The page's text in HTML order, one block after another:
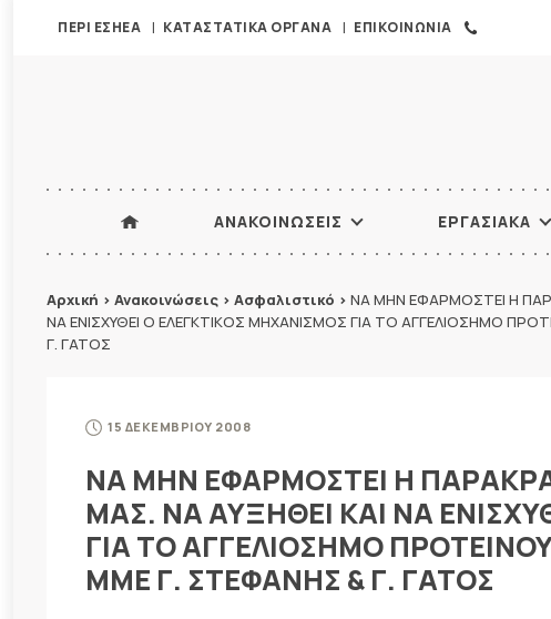
ΠΕΡΙ ΕΣΗΕΑ ΚΑΤΑΣΤΑΤΙΚΑ ΟΡΓΑΝΑ ΕΠΙΚΟΙΝΩΝΙΑ
ΑΝΑΚΟΙΝΩΣΕΙΣ ΕΡΓΑΣΙΑΚΑ
Αρχική > Ανακοινώσεις > Ασφαλιστικό > ΝΑ ΜΗΝ ΕΦΑΡΜΟΣΤΕΙ Η
ΝΑ ΕΝΙΣΧΥΘΕΙ Ο ΕΛΕΓΚΤΙΚΟΣ ΜΗΧΑΝΙΣΜΟΣ ΓΙΑ ΤΟ ΑΓΓΕΛΙΟΣΗΜΟ
Γ. ΓΑΤΟΣ
15 ΔΕΚΕΜΒΡΙΟΥ 2008
ΝΑ ΜΗΝ ΕΦΑΡΜΟΣΤΕΙ Η
ΜΑΣ. ΝΑ ΑΥΞΗΘΕΙ ΚΑΙ ΝΑ
ΓΙΑ ΤΟ ΑΓΓΕΛΙΟΣΗΜΟ
ΜΜΕ Γ. ΣΤΕΦΑΝΗΣ & Γ. ΓΑΤΟΣ